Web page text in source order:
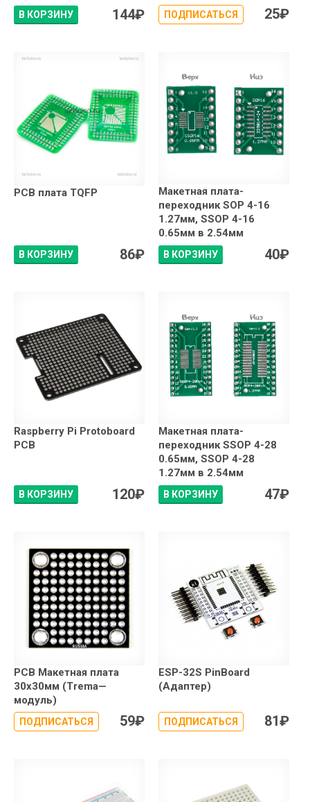
В КОРЗИНУ 144₽ ПОДПИСАТЬСЯ 25₽
PCB плата TQFP
В КОРЗИНУ 86₽
Макетная плата-
переходник SOP 4-16
1.27мм, SSOP 4-16
0.65мм в 2.54мм
В КОРЗИНУ 40₽
Raspberry Pi Protoboard
PCB
В КОРЗИНУ 120₽
Макетная плата-
переходник SSOP 4-28
0.65мм, SSOP 4-28
1.27мм в 2.54мм
В КОРЗИНУ 47₽
PCB Макетная плата
30x30мм (Trema—
модуль)
ПОДПИСАТЬСЯ 59₽
ESP-32S PinBoard
(Адаптер)
ПОДПИСАТЬСЯ 81₽